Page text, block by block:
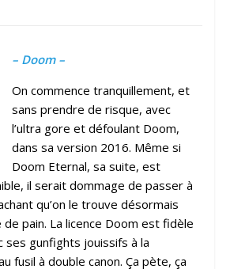
– Doom –
On commence tranquillement, et
sans prendre de risque, avec
l’ultra gore et défoulant Doom,
dans sa version 2016. Même si
Doom Eternal, sa suite, est
il serait dommage de passer à
qu’on le trouve désormais
pain. La licence Doom est fidèle
ses gunfights jouissifs à la
fusil à double canon. Ça pète, ça